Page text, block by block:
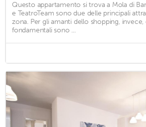
Questo appartamento si trova a Mola di
e TeatroTeam sono due delle principali
zona. Per gli amanti dello shopping, invece,
fondamentali sono ...